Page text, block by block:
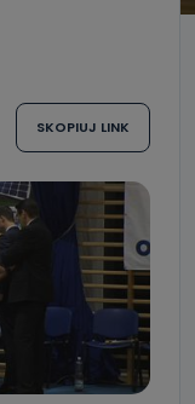
SKOPIUJ LINK